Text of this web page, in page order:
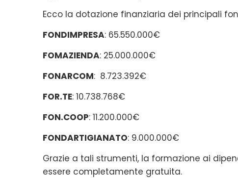
Ecco la dotazione finanziaria dei principali
FONDIMPRESA: 65.550.000€
FOMAZIENDA: 25.000.000€
FONARCOM: 8.723.392€
FOR.TE: 10.738.768€
FON.COOP: 11.200.000€
FONDARTIGIANATO: 9.000.000€
Grazie a tali strumenti, la formazione ai
essere completamente gratuita.